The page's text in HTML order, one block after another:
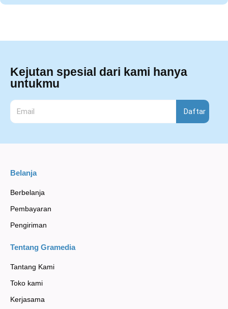
Kejutan spesial dari kami hanya
untukmu
Daftar
Belanja
Berbelanja
Pembayaran
Pengiriman
Tentang Gramedia
Tantang Kami
Toko kami
Kerjasama